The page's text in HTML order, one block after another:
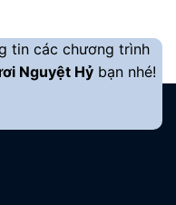
tin các chương trình
Nguyệt Hỷ bạn nhé!